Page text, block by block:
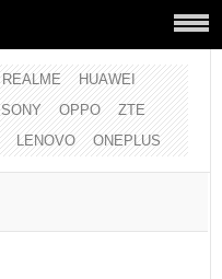
REALME
HUAWEI
SONY OPPO
ZTE
LENOVO ONEPLUS